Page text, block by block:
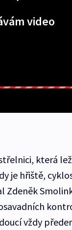
video
která
je hřiště,
vždy